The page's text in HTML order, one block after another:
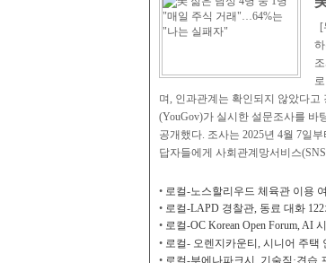
[
며, 인과관계는 확인되지 않았다고
(YouGov)가 실시한 설문조사를 바
공개했다. 조사는 2025년 4월 7일
답자들에게 사회관계망서비스
• 로컬-노스할리우드 체육관 이용
• 로컬-LAPD 경찰관, 동료 대화
• 로컬-OC Korean Open Forum, AI
• 로컬- 오렌지카운티, 시니어 주택
• 로컬-부에나파크시, 기술직·견습